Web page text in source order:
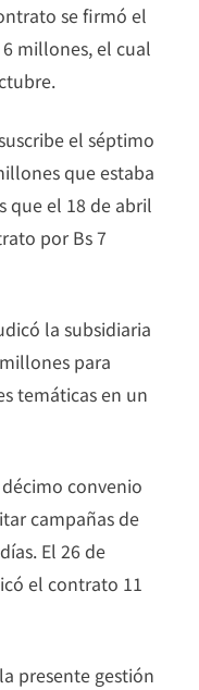
se firmó el
millones, el cual
el séptimo
que estaba
que el 18 de abril
por Bs 7
la subsidiaria
para
temáticas en un
convenio
campañas de
El 26 de
el contrato 11
presente gestión